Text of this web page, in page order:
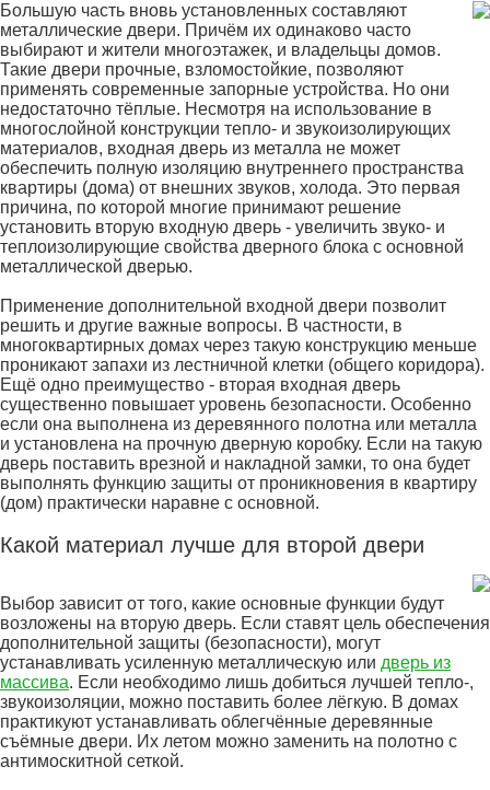
Большую часть вновь установленных составляют
металлические двери. Причём их одинаково часто
выбирают и жители многоэтажек, и владельцы домов.
Такие двери прочные, взломостойкие, позволяют
применять современные запорные устройства. Но они
недостаточно тёплые. Несмотря на использование в
многослойной конструкции тепло- и звукоизолирующих
материалов, входная дверь из металла не может
обеспечить полную изоляцию внутреннего пространства
квартиры (дома) от внешних звуков, холода. Это первая
причина, по которой многие принимают решение
установить вторую входную дверь - увеличить звуко- и
теплоизолирующие свойства дверного блока с основной
металлической дверью.
Применение дополнительной входной двери позволит
решить и другие важные вопросы. В частности, в
многоквартирных домах через такую конструкцию меньше
проникают запахи из лестничной клетки (общего коридора).
Ещё одно преимущество - вторая входная дверь
существенно повышает уровень безопасности. Особенно
если она выполнена из деревянного полотна или металла
и установлена на прочную дверную коробку. Если на такую
дверь поставить врезной и накладной замки, то она будет
выполнять функцию защиты от проникновения в квартиру
(дом) практически наравне с основной.
Какой материал лучше для второй двери
Выбор зависит от того, какие основные функции будут
возложены на вторую дверь. Если ставят цель обеспечения
дополнительной защиты (безопасности), могут
устанавливать усиленную металлическую или дверь из
массива. Если необходимо лишь добиться лучшей тепло-,
звукоизоляции, можно поставить более лёгкую. В домах
практикуют устанавливать облегчённые деревянные
съёмные двери. Их летом можно заменить на полотно с
антимоскитной сеткой.